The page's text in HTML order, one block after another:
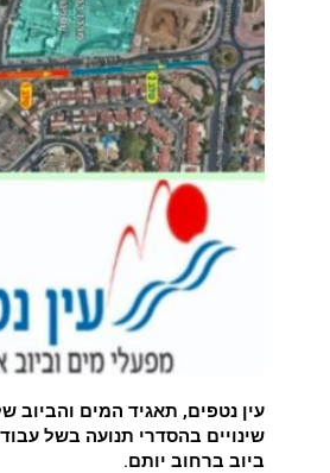
עין נטפים, תאגיד המים והביוב
שינויים בהסדרי תנועה בשל
ביוב ברחוב יותם.